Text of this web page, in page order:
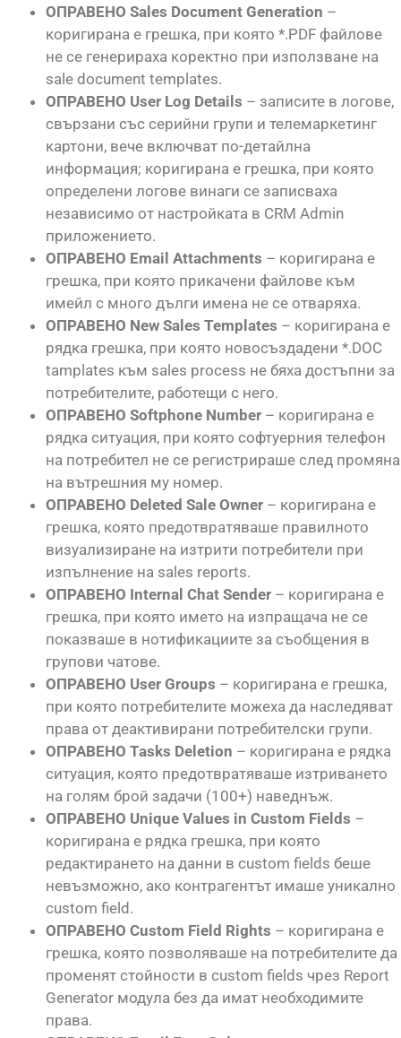
ОПРАВЕНО Sales Document Generation –
коригирана е грешка, при която *.PDF файлове
не се генерираха коректно при използване на
sale document templates.
ОПРАВЕНО User Log Details – записите в логове,
свързани със серийни групи и телемаркетинг
картони, вече включват по-детайлна
информация; коригирана е грешка, при която
определени логове винаги се записваха
независимо от настройката в CRM Admin
приложението.
ОПРАВЕНО Email Attachments – коригирана е
грешка, при която прикачени файлове към
имейл с много дълги имена не се отваряха.
ОПРАВЕНО New Sales Templates – коригирана е
рядка грешка, при която новосъздадени *.DOC
tamplates към sales process не бяха достъпни за
потребителите, работещи с него.
ОПРАВЕНО Softphone Number – коригирана е
рядка ситуация, при която софтуерния телефон
на потребител не се регистрираше след промяна
на вътрешния му номер.
ОПРАВЕНО Deleted Sale Owner – коригирана е
грешка, която предотвратяваше правилното
визуализиране на изтрити потребители при
изпълнение на sales reports.
ОПРАВЕНО Internal Chat Sender – коригирана е
грешка, при която името на изпращача не се
показваше в нотификациите за съобщения в
групови чатове.
ОПРАВЕНО User Groups – коригирана е грешка,
при която потребителите можеха да наследяват
права от деактивирани потребителски групи.
ОПРАВЕНО Tasks Deletion – коригирана е рядка
ситуация, която предотвратяваше изтриването
на голям брой задачи (100+) наведнъж.
ОПРАВЕНО Unique Values in Custom Fields –
коригирана е рядка грешка, при която
редактирането на данни в custom fields беше
невъзможно, ако контрагентът имаше уникално
custom field.
ОПРАВЕНО Custom Field Rights – коригирана е
грешка, която позволяваше на потребителите да
променят стойности в custom fields чрез Report
Generator модула без да имат необходимите
права.